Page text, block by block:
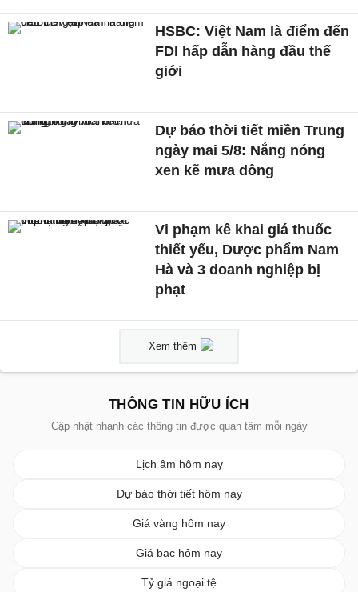
HSBC: Việt Nam là điểm đến
FDI hấp dẫn hàng đầu thế
giới
Dự báo thời tiết miền Trung
ngày mai 5/8: Nắng nóng
xen kẽ mưa dông
Vi phạm kê khai giá thuốc
thiết yếu, Dược phẩm Nam
Hà và 3 doanh nghiệp bị
phạt
Xem thêm
THÔNG TIN HỮU ÍCH
Cập nhật nhanh các thông tin được quan tâm mỗi ngày
Lịch âm hôm nay
Dự báo thời tiết hôm nay
Giá vàng hôm nay
Giá bạc hôm nay
Tỷ giá ngoại tệ